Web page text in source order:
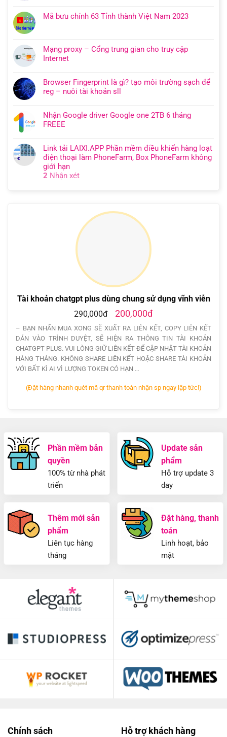
Mã bưu chính 63 Tỉnh thành Việt Nam 2023
Mạng proxy – Cổng trung gian cho truy cập
Internet
Browser Fingerprint là gì? tạo môi trường sạch để
reg – nuôi tài khoản sll
Nhận Google driver Google one 2TB 6 tháng
FREEE
Link tải LAIXI.APP Phần mềm điều khiển hàng loạt
điện thoại làm PhoneFarm, Box PhoneFarm không
giới hạn
2 Nhận xét
Tài khoản chatgpt plus dùng chung sử dụng vĩnh viễn
290,000đ
200,000đ
– BẠN NHẤN MUA XONG SẼ XUẤT RA LIÊN KẾT, COPY LIÊN KẾT
DÁN VÀO TRÌNH DUYỆT, SẼ HIỆN RA THÔNG TIN TÀI KHOẢN
CHATGPT PLUS. VUI LÒNG GIỮ LIÊN KẾT ĐỂ CẬP NHẬT TÀI KHOẢN
HÀNG THÁNG. KHÔNG SHARE LIÊN KẾT HOẶC SHARE TÀI KHOẢN
VỚI BẤT KÌ AI VÌ LƯỢNG TOKEN CÓ HẠN …
(Đặt hàng nhanh quét mã qr thanh toán nhận sp ngay lập tức!)
Phần mềm bản
quyền
100% từ nhà phát
triển
Update sản
phẩm
Hỗ trợ update 3
day
Thêm mới sản
phẩm
Liên tục hàng
tháng
Đặt hàng, thanh
toán
Linh hoạt, bảo
mật
Chính sách Hỗ trợ khách hàng